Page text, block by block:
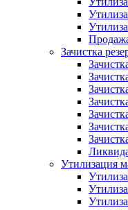
Зачистка
Утилизация